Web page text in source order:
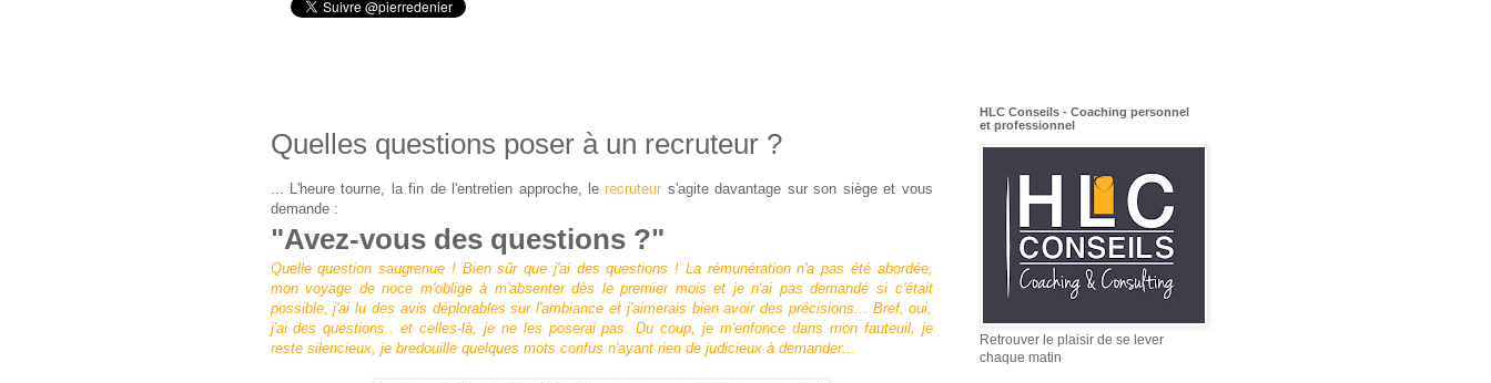
Quelles questions poser à un recruteur ?
... L'heure tourne, la fin de l'entretien approche, lerecruteur s'agite davantage sur son siège et vous
demande :
"Avez-vous des questions ?"
Quelle question saugrenue ! Bien sûr que j'ai des questions ! La rémunération n'a pas été abordée,
mon voyage de noce m'oblige à m'absenter dès le premier mois et je n'ai pas demandé si c'était
possible, j'ai lu des avis déplorables sur l'ambiance et j'aimerais bien avoir des précisions... Bref, oui,
j'ai des questions.. et celles-là, je ne les poserai pas. Du coup, je m'enfonce dans mon fauteuil, je
reste silencieux, je bredouille quelques mots confus n'ayant rien de judicieux à demander...
HLC Conseils - Coaching personnel
et professionnel
Retrouver le plaisir de se lever
chaque matin